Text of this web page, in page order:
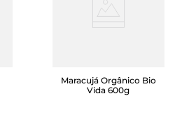
Maracujá Orgânico Bio
Vida 600g